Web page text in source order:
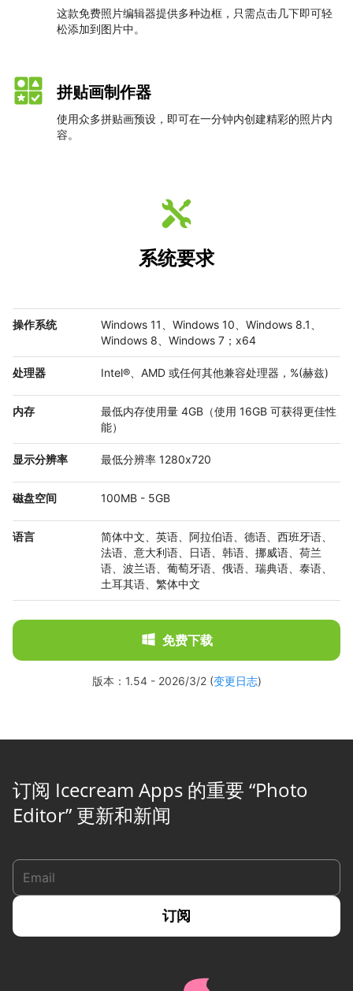
这款免费照片编辑器提供多种边框，只需点击几下即可轻
松添加到图片中。
拼贴画制作器
使用众多拼贴画预设，即可在一分钟内创建精彩的照片内
容。
系统要求
操作系统
Windows 11、Windows 10、Windows 8.1、
Windows 8、Windows 7；x64
处理器 Intel®、AMD 或任何其他兼容处理器，%(赫兹)
内存
最低内存使用量 4GB（使用 16GB 可获得更佳性
能）
显示分辨率 最低分辨率 1280x720
磁盘空间 100MB - 5GB
语言
简体中文、英语、阿拉伯语、德语、西班牙语、
法语、意大利语、日语、韩语、挪威语、荷兰
语、波兰语、葡萄牙语、俄语、瑞典语、泰语、
土耳其语、繁体中文
免费下载
版本：1.54 - 2026/3/2 (变更日志)
订阅 Icecream Apps 的重要 “Photo
Editor” 更新和新闻